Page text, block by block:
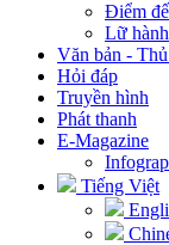
Điểm
Lữ hành
Văn bản -
Hỏi đáp
Truyền hình
Phát thanh
E-Magazine
Tiếng Việt